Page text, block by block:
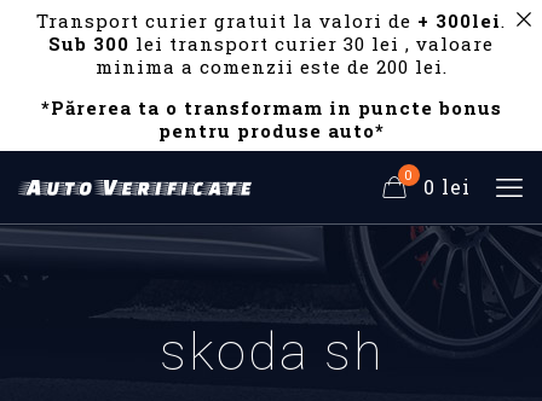
Transport curier gratuit la valori de + 300lei.
Sub 300 lei transport curier 30 lei , valoare
minima a comenzii este de 200 lei.
*Părerea ta o transformam in puncte bonus
pentru produse auto*
0 0 lei
skoda sh